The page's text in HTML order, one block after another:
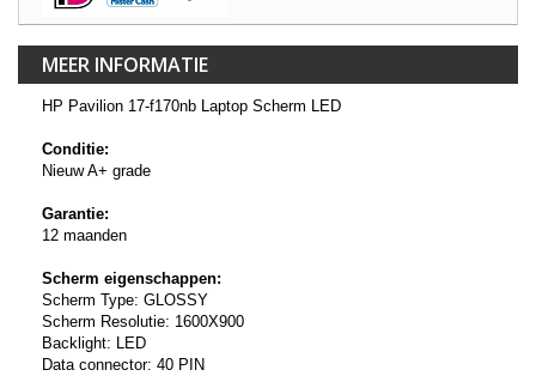
MEER INFORMATIE
HP Pavilion 17-f170nb Laptop Scherm LED
Conditie:
Nieuw A+ grade
Garantie:
12 maanden
Scherm eigenschappen:
Scherm Type: GLOSSY
Scherm Resolutie: 1600X900
Backlight: LED
Data connector: 40 PIN